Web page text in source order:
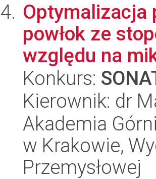
Optymalizacja
powłok ze
względu na
Konkurs:
Kierownik: dr
Akademia
w Krakowie,
Przemysłowej